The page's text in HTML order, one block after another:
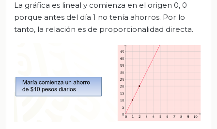
La gráfica es lineal y comienza en el origen 0, 0
porque antes del día 1 no tenía ahorros. Por lo
tanto, la relación es de proporcionalidad directa.